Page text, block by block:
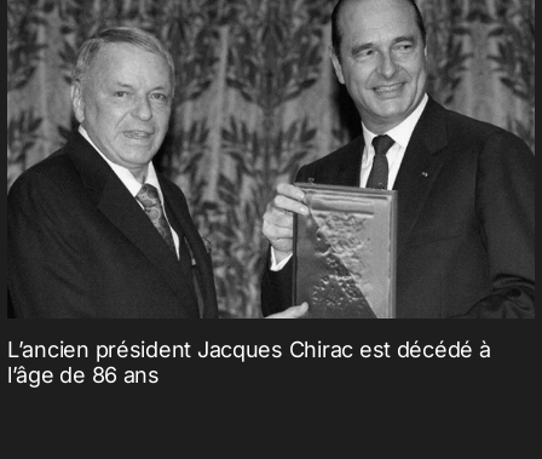
L’ancien président Jacques Chirac est décédé à
l’âge de 86 ans